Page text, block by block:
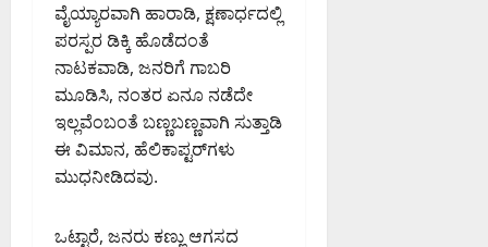
ವೈಯ್ಯಾರವಾಗಿ ಹಾರಾಡಿ, ಕ್ಷಣಾರ್ಧದಲ್ಲಿ
ಪರಸ್ಪರ ಡಿಕ್ಕಿ ಹೊಡೆದಂತೆ
ನಾಟಕವಾಡಿ, ಜನರಿಗೆ ಗಾಬರಿ
ಮೂಡಿಸಿ, ನಂತರ ಏನೂ ನಡೆದೇ
ಇಲ್ಲವೆಂಬಂತೆ ಬಣ್ಣಬಣ್ಣವಾಗಿ ಸುತ್ತಾಡಿ
ಈ ವಿಮಾನ, ಹೆಲಿಕಾಪ್ಟರ್‌ಗಳು
ಮುಧನೀಡಿದವು.
ಒಟ್ಟಾರೆ, ಜನರು ಕಣ್ಣು ಆಗಸದ